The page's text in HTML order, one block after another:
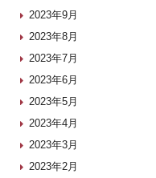
2023年9月
2023年8月
2023年7月
2023年6月
2023年5月
2023年4月
2023年3月
2023年2月